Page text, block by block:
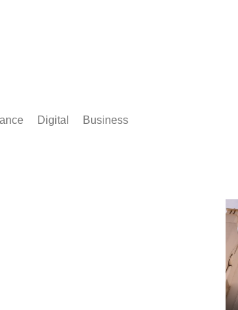
Digital Business